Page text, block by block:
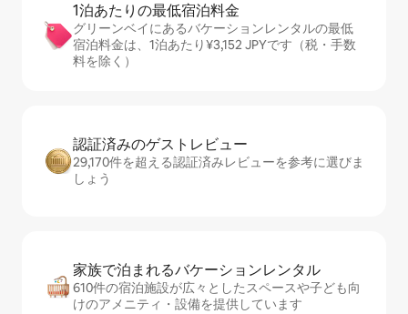
1泊あたりの最⁠低⁠宿⁠泊⁠料⁠金
グリーンベイにあるバケーションレンタルの最低
宿泊料金は、1泊あたり¥3,152 JPYです（税・手数
料を除く）
認証済みのゲ⁠ス⁠ト⁠レ⁠ビ⁠ュ⁠ー
29,170件を超える認証済みレビューを参考に選びま
しょう
家族で泊まれるバ⁠ケ⁠ー⁠シ⁠ョ⁠ンレ⁠ン⁠タ⁠ル
610件の宿泊施設が広々としたスペースや子ども向
けのアメニティ・設備を提供しています